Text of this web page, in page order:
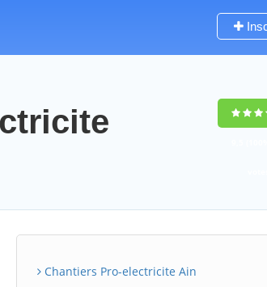
Chantiers Pro-electricite Ain